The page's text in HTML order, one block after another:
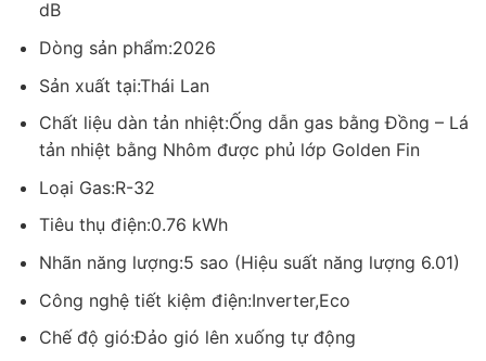
bổ đều hơn trong phòng, hạn chế tình trạng gió tập trung tại
một vị trí và giúp không gian mát nhanh hơn.
dB
Dòng sản phẩm:2026
Sản xuất tại:Thái Lan
Chất liệu dàn tản nhiệt:Ống dẫn gas bằng Đồng – Lá
tản nhiệt bằng Nhôm được phủ lớp Golden Fin
Loại Gas:R-32
Tiêu thụ điện:0.76 kWh
Nhãn năng lượng:5 sao (Hiệu suất năng lượng 6.01)
Công nghệ tiết kiệm điện:Inverter,Eco
Chế độ gió:Đảo gió lên xuống tự động